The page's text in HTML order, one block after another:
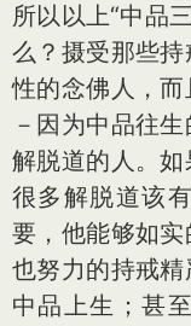
所以以上“中品
么？摄受那些
性的念佛人，
－因为中品往
解脱道的人。
很多解脱道该
要，他能够如
也努力的持戒
中品上生；甚